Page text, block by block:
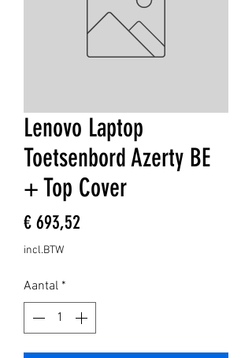
Lenovo Laptop
Toetsenbord Azerty BE
+ Top Cover
€ 693,52
incl.BTW
Aantal *